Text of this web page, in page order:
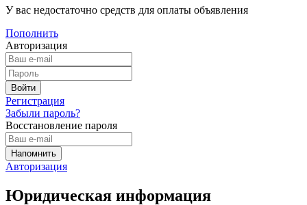
У вас недостаточно средств для оплаты объявления
Пополнить
Авторизация
Регистрация
Забыли пароль?
Восстановление пароля
Авторизация
Юридическая информация